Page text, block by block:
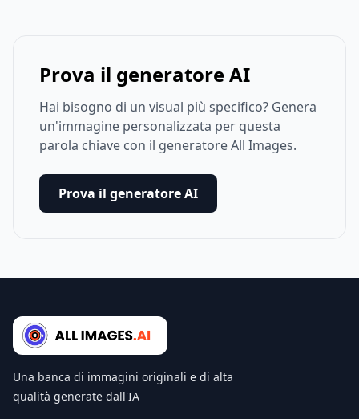
Prova il generatore AI
Hai bisogno di un visual più specifico? Genera
un'immagine personalizzata per questa
parola chiave con il generatore All Images.
Prova il generatore AI
Una banca di immagini originali e di alta
qualità generate dall'IA